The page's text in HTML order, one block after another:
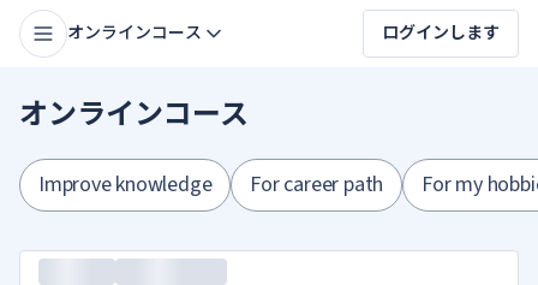
オンラインコース ログインします
オンラインコース
Improve knowledge For career path For my